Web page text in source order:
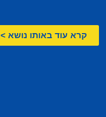
קרא עוד באותו נושא >